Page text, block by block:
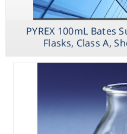
PYREX 100mL Bates
Flasks, Class A,